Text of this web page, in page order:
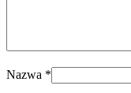
Nazwa *